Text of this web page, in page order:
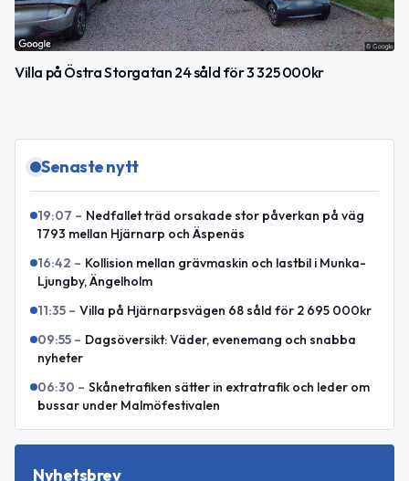
Villa på Östra Storgatan 24 såld för 3 325 000kr
Senaste nytt
19:07 – Nedfallet träd orsakade stor påverkan på väg
1793 mellan Hjärnarp och Äspenäs
16:42 – Kollision mellan grävmaskin och lastbil i Munka-
Ljungby, Ängelholm
11:35 – Villa på Hjärnarpsvägen 68 såld för 2 695 000kr
09:55 – Dagsöversikt: Väder, evenemang och snabba
nyheter
06:30 – Skånetrafiken sätter in extratrafik och leder om
bussar under Malmöfestivalen
Nyhetsbrev